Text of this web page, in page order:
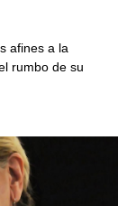
afines a la
rumbo de su